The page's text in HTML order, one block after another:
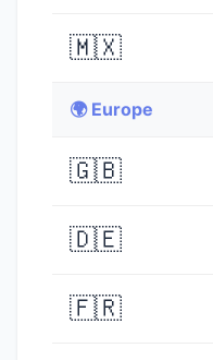
🇲🇽
🌍 Europe
🇬🇧
🇩🇪
🇫🇷